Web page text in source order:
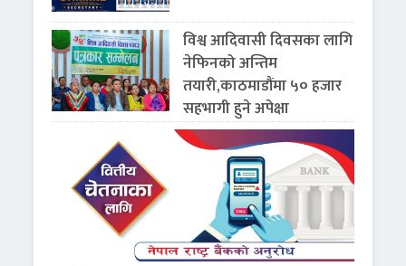
विश्व आदिवासी दिवसका लागि
नेफिनको अन्तिम
तयारी,काठमाडौंमा ५० हजार
सहभागी हुने अपेक्षा